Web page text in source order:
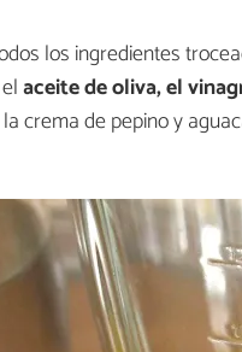
los ingredientes
aceite de oliva, el
crema de pepino y